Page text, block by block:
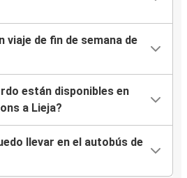
viaje de fin de semana de
están disponibles en
a Lieja?
llevar en el autobús de